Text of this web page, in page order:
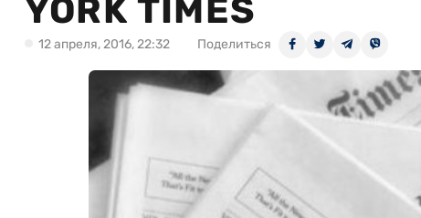
YORK TIMES
12 апреля, 2016, 22:32 Поделиться